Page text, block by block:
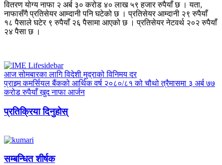
वितरण योग्य नाफा २ अर्ब ३० करोड ४० लाख ५९ हजार रुपैयाँ छ । यता,
नाफासँगै प्रतिसेयर आम्दानी पनि घटेको छ । प्रतिसेयर आम्दानी २९ रुपैयाँ
१८ पैसाले घटेर ९ रुपैयाँ २६ पैसामा आएको छ । प्रतिसेयर नेटवर्थ २०२ रुपैयाँ
२४ पैसा छ ।
आज सोमबारका लागि विदेशी मुद्राको विनिमय दर
प्राइम कमर्सियल बैंकको आर्थिक वर्ष २०८०/८१ को चौथो त्रैमासमा ३ अर्ब ७७
करोड रुपैयाँ खुद नाफा आर्जन
प्रतिक्रिया दिनुहोस्
सम्बन्धित शीर्षक